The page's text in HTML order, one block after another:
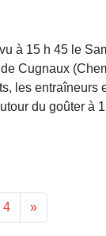
à 15 h 45 le
Cugnaux
les entraîneurs
du goûter à
4 »